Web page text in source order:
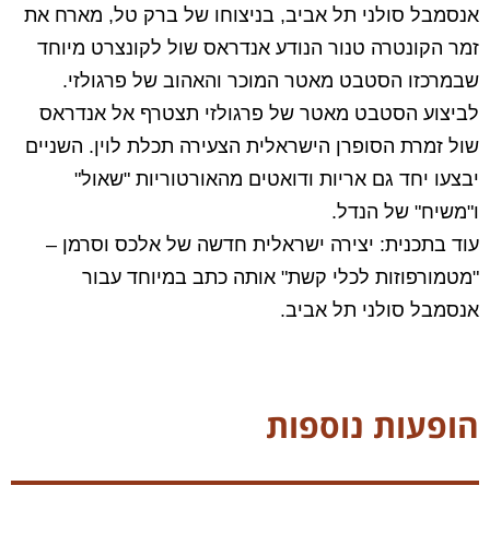
אנסמבל סולני תל אביב, בניצוחו של ברק טל, מארח את
זמר הקונטרה טנור הנודע אנדראס שול לקונצרט מיוחד
שבמרכזו הסטבט מאטר המוכר והאהוב של פרגולזי.
לביצוע הסטבט מאטר של פרגולזי תצטרף אל אנדראס
שול זמרת הסופרן הישראלית הצעירה תכלת לוין. השניים
יבצעו יחד גם אריות ודואטים מהאורטוריות "שאול"
ו"משיח" של הנדל.
עוד בתכנית: יצירה ישראלית חדשה של אלכס וסרמן –
"מטמורפוזות לכלי קשת" אותה כתב במיוחד עבור
אנסמבל סולני תל אביב.
הופעות נוספות